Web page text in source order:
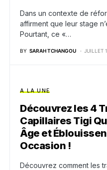
Dans un contexte de
affirment que leur stage
Pourtant, ce «…
BY SARAH TCHANGOU JUILLET
A LA UNE
Découvrez les 4
Capillaires Tigi
Âge et
Occasion !
Découvrez comment les